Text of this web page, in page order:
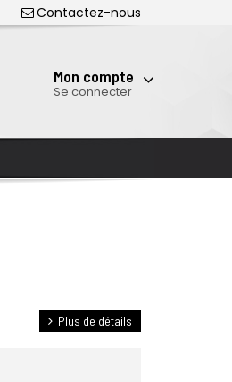
Contactez-nous
Mon compte
Se connecter
Plus de détails